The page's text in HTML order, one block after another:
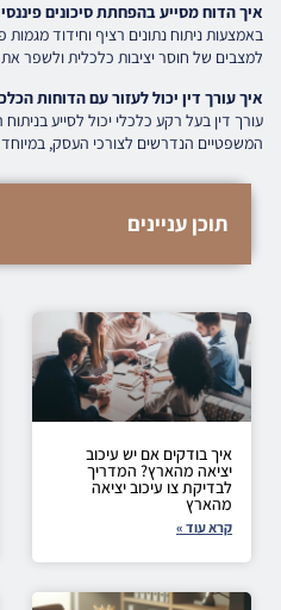
איך הדוח מסייע בהפחתת סיכונים
באמצעות ניתוח נתונים רציף וחידוד
למצבים של חוסר יציבות כלכלית ולשפר
איך עורך דין יכול לעזור עם הדוחות
עורך דין בעל רקע כלכלי יכול לסייע
המשפטיים הנדרשים לצורכי העסק, במיוחד
תוכן עניינים
איך בודקים אם יש עיכוב
יציאה מהארץ? המדריך
לבדיקת צו עיכוב יציאה
מהארץ
קרא עוד »